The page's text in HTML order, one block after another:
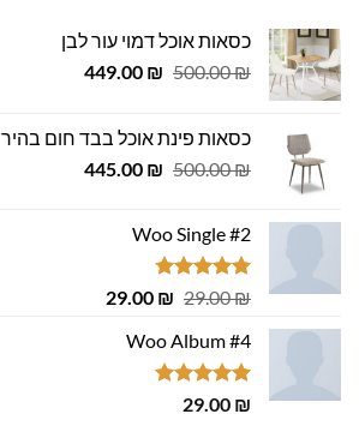
כסאות אוכל דמוי עור לבן
500.00₪
המחיר
500.00 ₪.
449.00 ₪
המחיר
449.00 ₪.
כסאות פינת אוכל בבד חום בהיר
500.00₪
המחיר
500.00 ₪.
445.00 ₪
המחיר
Woo Single #2
דורג4.75
29.00₪
המחיר
היה:
29.00 ₪.
29.00 ₪
המחיר
Woo Album #4
דורג5.00
29.00 ₪